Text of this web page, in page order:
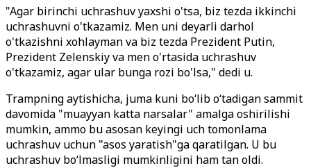
"Agar birinchi uchrashuv yaxshi o'tsa, biz tezda ikkinchi
uchrashuvni o'tkazamiz. Men uni deyarli darhol
o'tkazishni xohlayman va biz tezda Prezident Putin,
Prezident Zelenskiy va men o'rtasida uchrashuv
o'tkazamiz, agar ular bunga rozi bo'lsa," dedi u.
Trampning aytishicha, juma kuni bo‘lib o‘tadigan sammit
davomida "muayyan katta narsalar" amalga oshirilishi
mumkin, ammo bu asosan keyingi uch tomonlama
uchrashuv uchun "asos yaratish"ga qaratilgan. U bu
uchrashuv bo‘lmasligi mumkinligini ham tan oldi.